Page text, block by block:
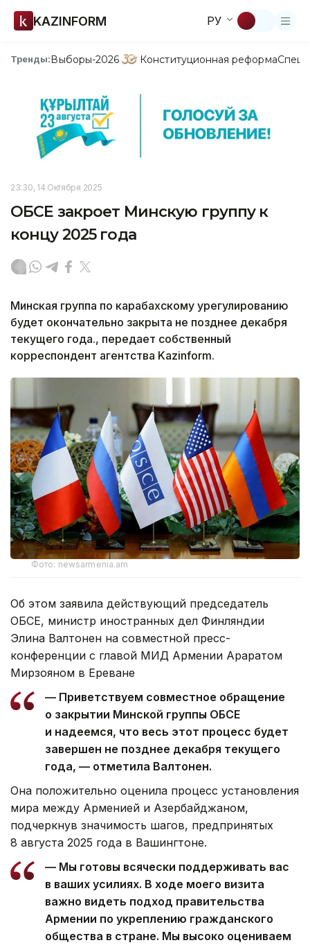
KAZINFORM РУ
Тренды:Выборы-2026 Конституционная реформа
23:30, 14 Октября 2025
ОБСЕ закроет Минскую группу к
концу 2025 года
Минская группа по карабахскому урегулированию
будет окончательно закрыта не позднее декабря
текущего года., передает собственный
корреспондент агентства Kazinform.
Фото: newsarmenia.am
Об этом заявила действующий председатель
ОБСЕ, министр иностранных дел Финляндии
Элина Валтонен на совместной пресс-
конференции с главой МИД Армении Араратом
Мирзояном в Ереване
— Приветствуем совместное обращение
о закрытии Минской группы ОБСЕ
и надеемся, что весь этот процесс будет
завершен не позднее декабря текущего
года, — отметила Валтонен.
Она положительно оценила процесс установления
мира между Арменией и Азербайджаном,
подчеркнув значимость шагов, предпринятых
8 августа 2025 года в Вашингтоне.
— Мы готовы всячески поддерживать вас
в ваших усилиях. В ходе моего визита
важно видеть подход правительства
Армении по укреплению гражданского
общества в стране. Мы высоко оцениваем